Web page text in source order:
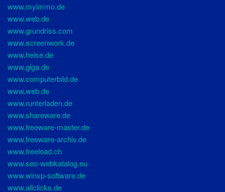
www.myimmo.de
www.web.de
www.grundriss.com
www.screenwork.de
www.heise.de
www.giga.de
www.computerbild.de
www.web.de
www.runterladen.de
www.shareware.de
www.freeware-master.de
www.freeware-archiv.de
www.freeload.ch
www.seo-webkatalog.eu
www.winxp-software.de
www.allclicks.de